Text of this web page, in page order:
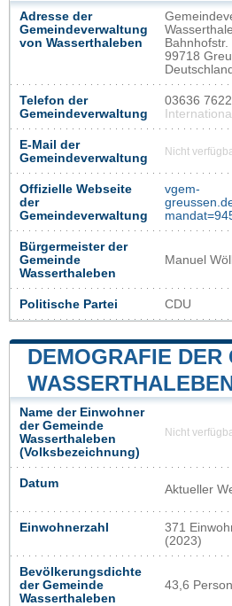
Adresse der
Gemeindeverwaltung
von Wasserthaleben
Bahnhofstr.
99718
Deutschland
Telefon der
Gemeindeverwaltung
03636
E-Mail der
Gemeindeverwaltung
Nicht
Offizielle Webseite
der
Gemeindeverwaltung
vgem-
Bürgermeister der
Gemeinde
Wasserthaleben
Manuel
Politische Partei CDU
DEMOGRAFIE DER
Name der Einwohner
der Gemeinde
Wasserthaleben
(Volksbezeichnung)
Nicht
Datum Aktueller
Einwohnerzahl
371
(2023)
Bevölkerungsdichte
der Gemeinde
Wasserthaleben
43,6